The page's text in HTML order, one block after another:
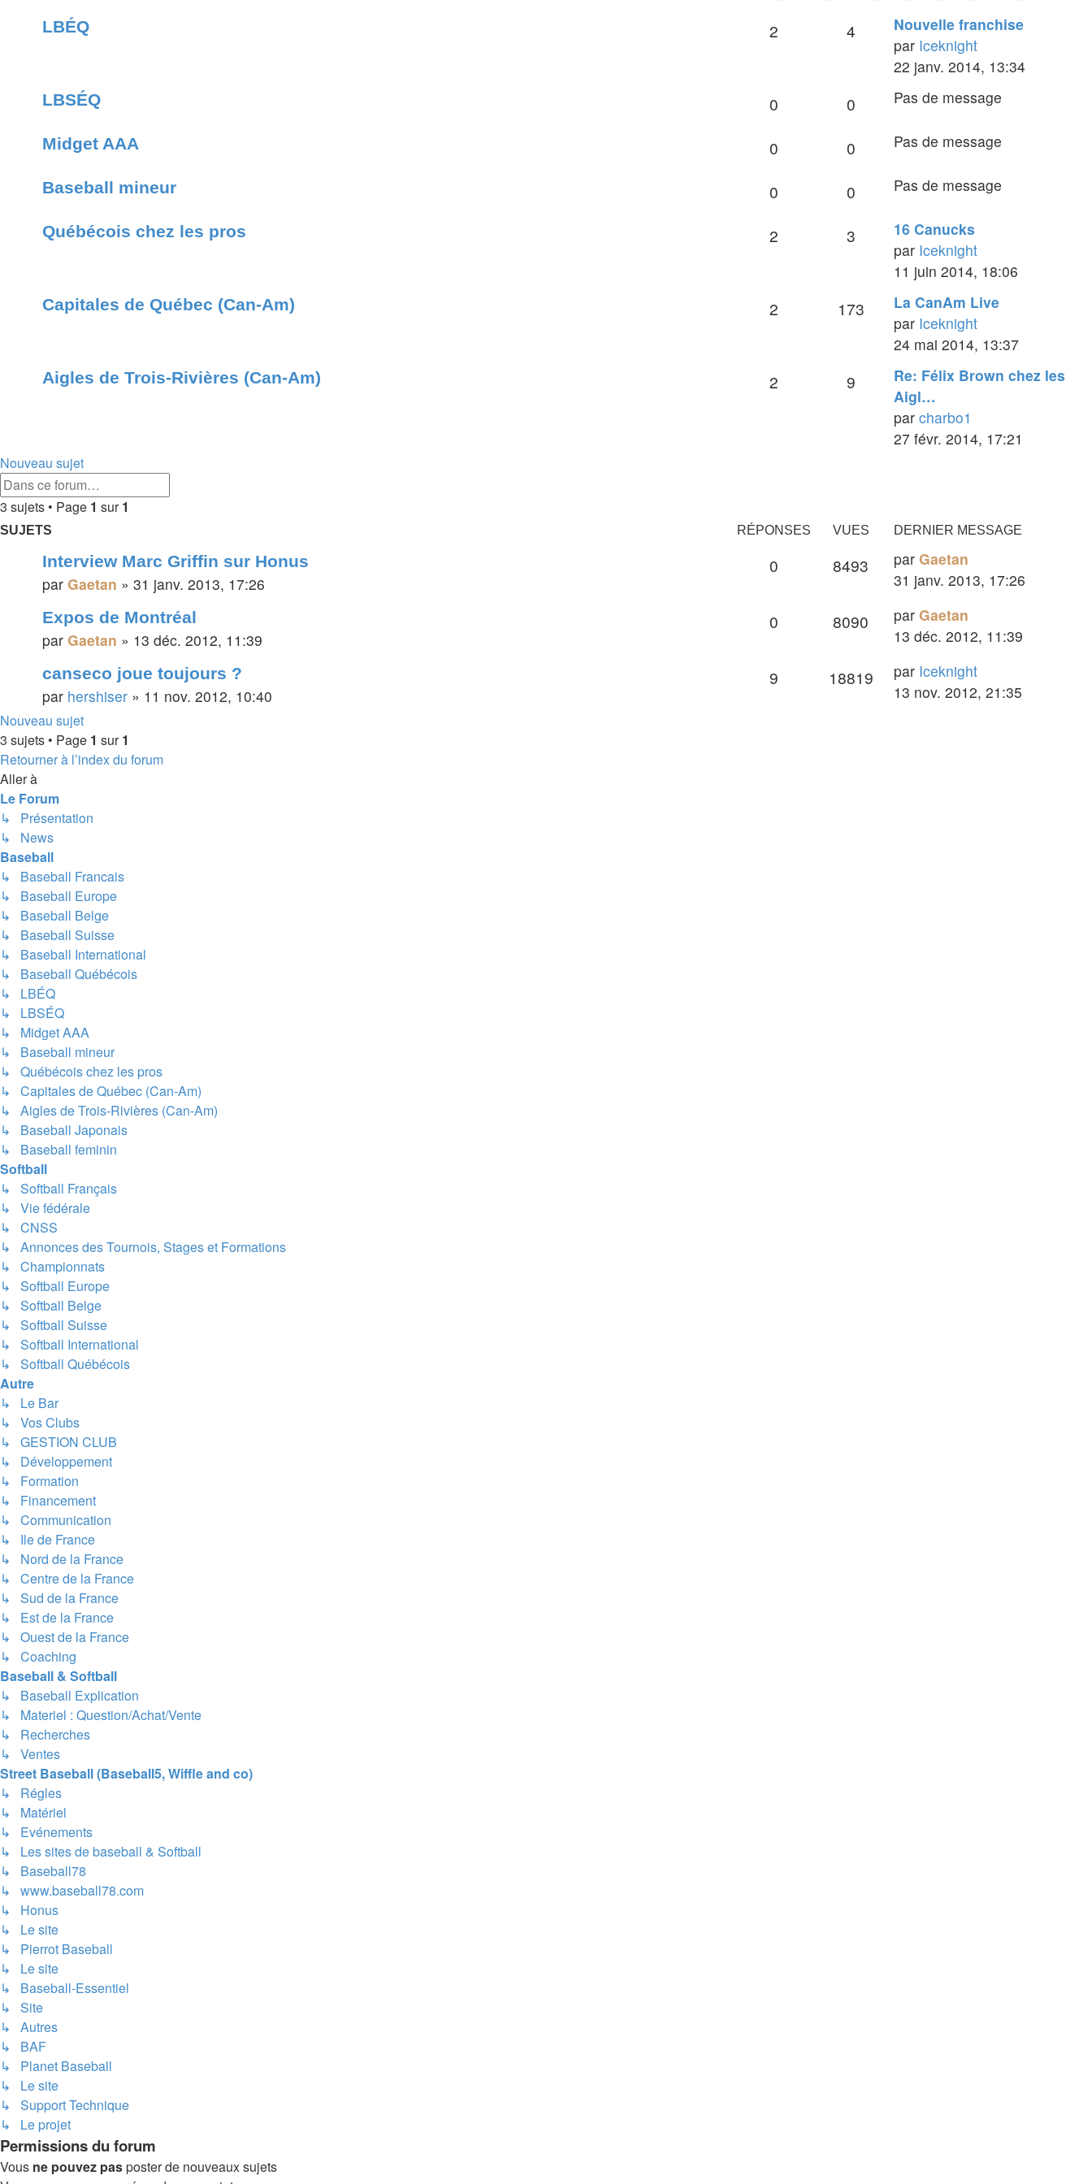
LBÉQ 2Sujets 4Messages
Dernier
message
Nouvelle franchise
par Iceknight
Voir
le
dernier
22 janv. 2014, 13:34
LBSÉQ 0Sujets 0MessagesPas de message
Midget AAA 0Sujets 0MessagesPas de message
Baseball mineur 0Sujets 0MessagesPas de message
Québécois chez les pros 2Sujets 3Messages
Dernier
message
16 Canucks
par Iceknight
Voir
dernier
11 juin 2014, 18:06
Capitales de Québec (Can-Am) 2Sujets 173Messages
Dernier
message
La CanAm Live
par Iceknight
Voir
dernier
24 mai 2014, 13:37
Aigles de Trois-Rivières (Can-Am) 2Sujets 9Messages
Dernier
message
Re: Félix Brown chez les
Aigl…
par charbo1
Voir
le
27 févr. 2014, 17:21
Nouveau sujet
3 sujets • Page 1 sur1
SUJETS RÉPONSES VUES DERNIER MESSAGE
Interview Marc Griffin sur Honus
par Gaetan » 31 janv. 2013, 17:26
0Réponses8493 VuesDernier
message
par Gaetan
31 janv. 2013, 17:26
Expos de Montréal
par Gaetan » 13 déc. 2012, 11:39
0Réponses8090 VuesDernier
message
par Gaetan
13 déc. 2012, 11:39
canseco joue toujours ?
par hershiser » 11 nov. 2012, 10:40
9Réponses18819VuesDernier
message
par Iceknight
13 nov. 2012, 21:35
Nouveau sujet
3 sujets • Page 1 sur1
Retourner à l’index du forum
Aller à
Le Forum
↳ Présentation
↳ News
Baseball
↳ Baseball Francais
↳ Baseball Europe
↳ Baseball Belge
↳ Baseball Suisse
↳ Baseball International
↳ Baseball Québécois
↳ LBÉQ
↳ LBSÉQ
↳ Midget AAA
↳ Baseball mineur
↳ Québécois chez les pros
↳ Capitales de Québec (Can-Am)
↳ Aigles de Trois-Rivières (Can-Am)
↳ Baseball Japonais
↳ Baseball feminin
Softball
↳ Softball Français
↳ Vie fédérale
↳ CNSS
↳ Annonces des Tournois, Stages et Formations
↳ Championnats
↳ Softball Europe
↳ Softball Belge
↳ Softball Suisse
↳ Softball International
↳ Softball Québécois
Autre
↳ Le Bar
↳ Vos Clubs
↳ GESTION CLUB
↳ Développement
↳ Formation
↳ Financement
↳ Communication
↳ Ile de France
↳ Nord de la France
↳ Centre de la France
↳ Sud de la France
↳ Est de la France
↳ Ouest de la France
↳ Coaching
Baseball & Softball
↳ Baseball Explication
↳ Materiel : Question/Achat/Vente
↳ Recherches
↳ Ventes
Street Baseball (Baseball5, Wiffle and co)
↳ Régles
↳ Matériel
↳ Evénements
↳ Les sites de baseball & Softball
↳ Baseball78
↳ www.baseball78.com
↳ Honus
↳ Le site
↳ Pierrot Baseball
↳ Le site
↳ Baseball-Essentiel
↳ Site
↳ Autres
↳ BAF
↳ Planet Baseball
↳ Le site
↳ Support Technique
↳ Le projet
Permissions du forum
Vous ne pouvez pasposter de nouveaux sujets